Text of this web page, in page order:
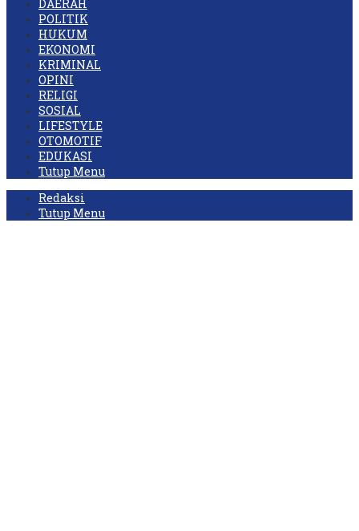
DAERAH
POLITIK
HUKUM
EKONOMI
KRIMINAL
OPINI
RELIGI
SOSIAL
LIFESTYLE
OTOMOTIF
EDUKASI
Tutup Menu
Redaksi
Tutup Menu